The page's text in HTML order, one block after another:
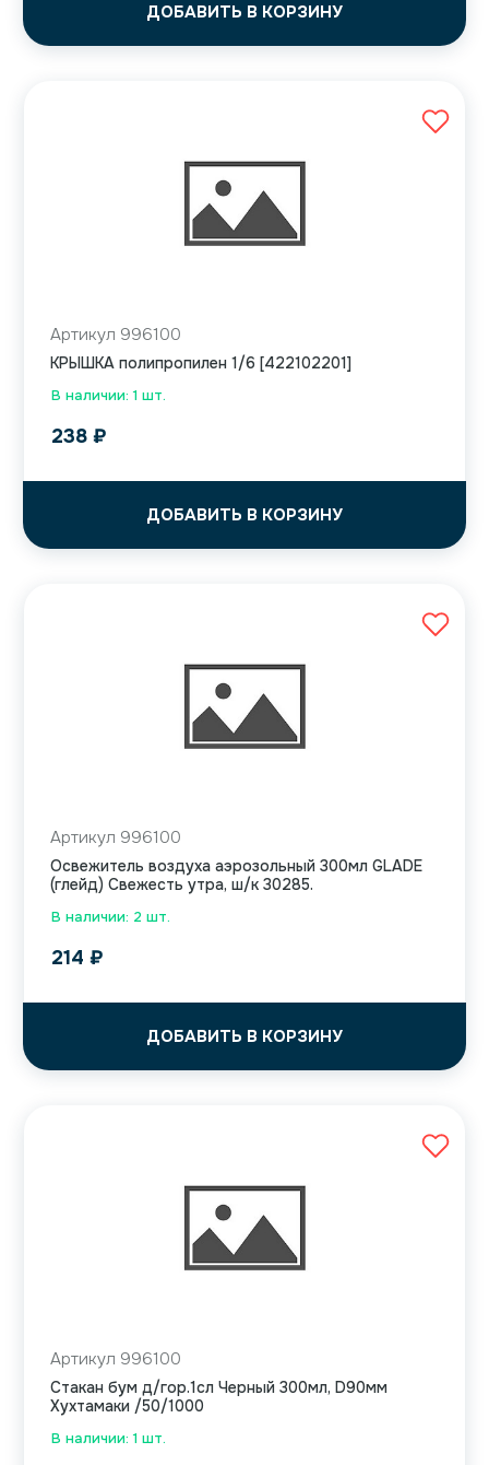
ДОБАВИТЬ В КОРЗИНУ
В наличии: 1 шт.
Артикул 996100
КРЫШКА полипропилен 1/6 [422102201]
238 ₽
ДОБАВИТЬ В КОРЗИНУ
В наличии: 2 шт.
Артикул 996100
Освежитель воздуха аэрозольный 300мл GLADE
(глейд) Свежесть утра, ш/к 30285.
214 ₽
ДОБАВИТЬ В КОРЗИНУ
В наличии: 1 шт.
Артикул 996100
Стакан бум д/гор.1сл Черный 300мл, D90мм
Хухтамаки /50/1000